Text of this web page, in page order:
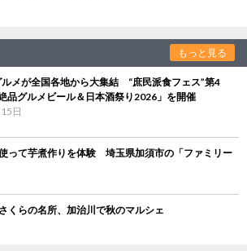
もっと見る
メが全国各地から大集結 “庶民派食フェス”第4
品グルメビール＆日本酒祭り2026」を開催
日
って芋煮作りを体験 埼玉県加須市の「ファミリー
くらの名所、加治川で秋のマルシェ